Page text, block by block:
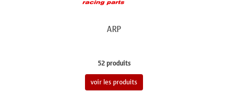
ARP
52 produits
voir les produits